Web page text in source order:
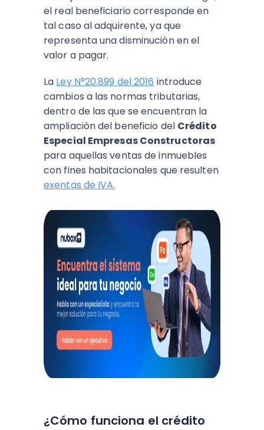
el real beneficiario corresponde en
tal caso al adquirente, ya que
representa una disminución en el
valor a pagar.
La Ley N°20.899 del 2016 introduce
cambios a las normas tributarias,
dentro de las que se encuentran la
ampliación del beneficio del Crédito
Especial Empresas Constructoras
para aquellas ventas de inmuebles
con fines habitacionales que resulten
exentas de IVA.
¿Cómo funciona el crédito